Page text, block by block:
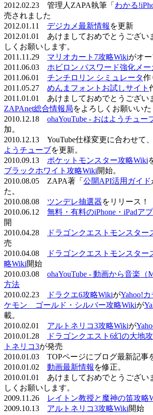
2012.02.23 管理人ZAPA執筆「 わかる
売されました
2012.01.11 デジカメ最新情報 を更新
2012.01.01 あけましておめでとうござい
しくお願いします。
2011.11.29 マリオカート7攻略Wikiがオ
2011.06.03 ホビロン パスワード強化メー
2011.06.01 チンチロリン シミュレータ作
2011.05.27 めんまフォントお試しサイト
2011.01.01 あけましておめでとうござい
ZAPAnet総合情報局をよろしくお願いいた
2010.12.18 ohaYouTube - おはようチュー
加。
2010.12.13 YouTube仕様変更に合わせて、
ようチューブを更新。
2010.09.13 ポケットモンスター攻略Wiki
ブラックホワイト攻略Wiki開始。
2010.08.05 ZAPA著「 公開API活用ガイド
た。
2010.08.08 ツンデレ抽選器をリリース！
2010.06.12 無料・有料のiPhone・iPadア
開
2010.04.28
ドラゴンクエストモンスター
売
2010.04.08
ドラゴンクエストモンスター
略Wiki開始
2010.03.08 ohaYouTube - 動画から音楽（
方法
2010.02.23
ドラクエ6攻略WikiがYahoo!カ
ケモン ゴールド・シルバー攻略Wikiが
載。
2010.02.01 アルトネリコ3攻略Wikiが
2010.01.28
ドラゴンクエスト6幻の大地
トネリコ3が発売
2010.01.03 TOPページにブログ最新記事
2010.01.02 動画最新情報 を修正。
2010.01.01 あけましておめでとうござい
しくお願いします。
2009.11.26
レイトン教授と魔神の笛攻略
2009.10.13 アルトネリコ3攻略Wiki開始